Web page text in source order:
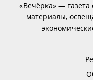
«Вечёрка» — газета
материалы,